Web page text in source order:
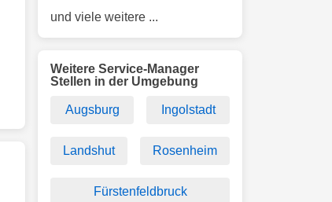
und viele weitere ...
Weitere Service-Manager
Stellen in der Umgebung
Augsburg Ingolstadt
Landshut Rosenheim
Fürstenfeldbruck